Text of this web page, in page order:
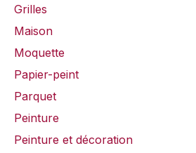
Grilles
Maison
Moquette
Papier-peint
Parquet
Peinture
Peinture et décoration